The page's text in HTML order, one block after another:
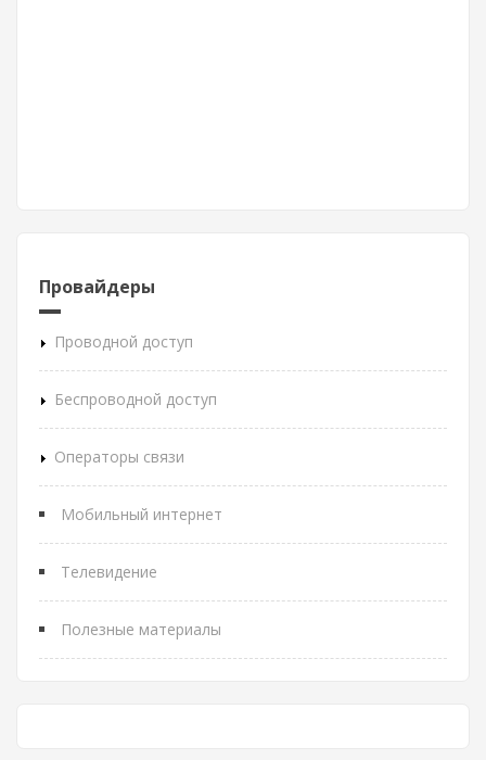
Провайдеры
Проводной доступ
Беспроводной доступ
Операторы связи
Мобильный интернет
Телевидение
Полезные материалы